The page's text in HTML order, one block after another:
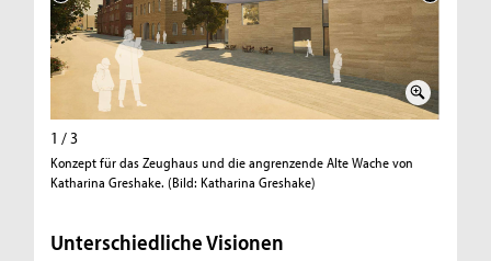
1 / 3
Konzept für das Zeughaus und die angrenzende Alte Wache von
Katharina Greshake. (Bild: Katharina Greshake)
Unterschiedliche Visionen